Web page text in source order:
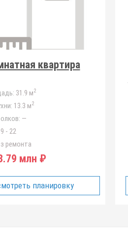
квартира
31.9 м2
13.3 м2
—
- 22
ремонта
млн ₽
планировку